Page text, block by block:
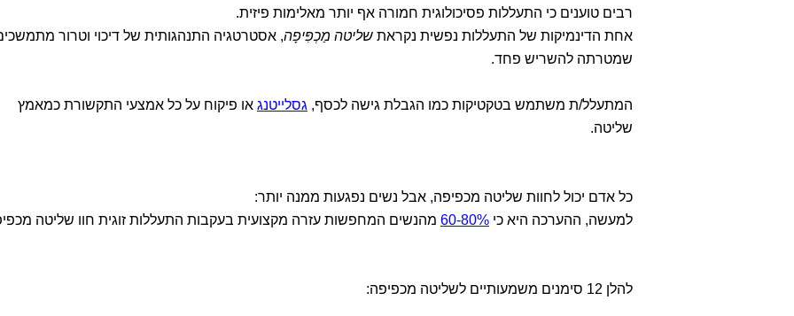
רבים טוענים כי התעללות פסיכולוגית חמורה אף יותר מאלימות פיזית.
אחת הדינמיקות של התעללות נפשית נקראת שליטה מַכְפִּיפָה, אסטרטגיה התנהגותית של דיכוי וטרור
שמטרתה להשריש פחד.
המתעלל/ת משתמש בטקטיקות כמו הגבלת גישה לכסף, גסלייטנג או פיקוח על כל אמצעי התקשורת כמאמץ
שליטה.
כל אדם יכול לחוות שליטה מכפיפה, אבל נשים נפגעות ממנה יותר:
למעשה, ההערכה היא כי 60-80% מהנשים המחפשות עזרה מקצועית בעקבות התעללות זוגית חוו שליטה
להלן 12 סימנים משמעותיים לשליטה מכפיפה: